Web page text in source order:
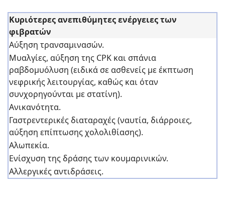
Κυριότερες ανεπιθύμητες ενέργειες των
φιβρατών
Αύξηση τρανσαμινασών.
Μυαλγίες, αύξηση της CPK και σπάνια
ραβδομυόλυση (ειδικά σε ασθενείς με έκπτωση
νεφρικής λειτουργίας, καθώς και όταν
συνχορηγούνται με στατίνη).
Ανικανότητα.
Γαστρεντερικές διαταραχές (ναυτία, διάρροιες,
αύξηση επίπτωσης χολολιθίασης).
Αλωπεκία.
Ενίσχυση της δράσης των κουμαρινικών.
Αλλεργικές αντιδράσεις.